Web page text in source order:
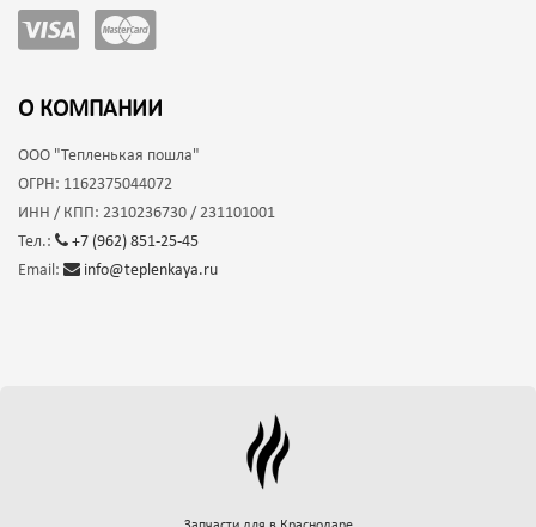
О КОМПАНИИ
ООО "Тепленькая пошла"
ОГРН: 1162375044072
ИНН / КПП: 2310236730 / 231101001
Тел.:
+7 (962) 851-25-45
Email:
info@teplenkaya.ru